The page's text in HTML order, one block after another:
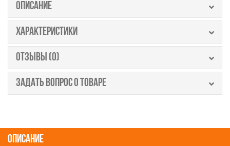
ОПИСАНИЕ
ХАРАКТЕРИСТИКИ
ОТЗЫВЫ (0)
ЗАДАТЬ ВОПРОС О ТОВАРЕ
ОПИСАНИЕ